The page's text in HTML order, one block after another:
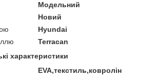
Модельний
Новий
Hyundai
Terracan
характеристики
EVA,текстиль,ковролін